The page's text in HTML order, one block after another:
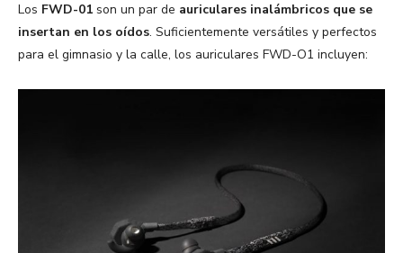
Los FWD-01 son un par de auriculares inalámbricos que se
insertan en los oídos. Suficientemente versátiles y perfectos
para el gimnasio y la calle, los auriculares FWD-O1 incluyen: